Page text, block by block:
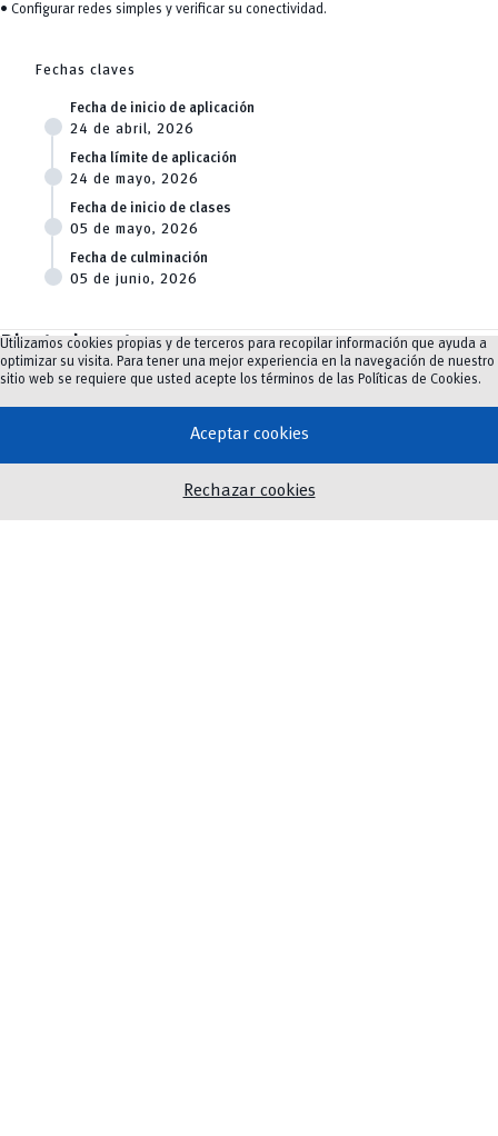
• Configurar redes simples y verificar su conectividad.
Fechas claves
Fecha de inicio de aplicación
24 de abril, 2026
Fecha límite de aplicación
24 de mayo, 2026
Fecha de inicio de clases
05 de mayo, 2026
Fecha de culminación
05 de junio, 2026
Planta docente
Nuestra docente es Ingeniera en Sistemas, Magíster en Telemática. Tiene amplia
científicos en revistas indexadas y participa activamente en redes académicas
Utilizamos cookies propias y de terceros para recopilar información que ayuda a
optimizar su visita. Para tener una mejor experiencia en la navegación de nuestro
sitio web se requiere que usted acepte los términos de las Políticas de Cookies.
Aceptar cookies
Rechazar cookies